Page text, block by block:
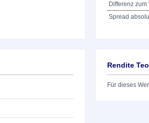
Differenz zum
Spread
Rendite
Für dieses